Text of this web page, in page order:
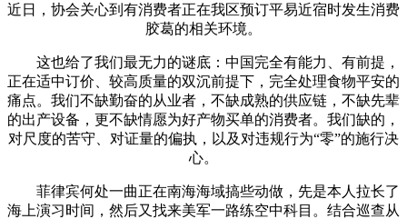
近日，协会关心到有消费者正在我区预订平易近宿时发生消费
胶葛的相关环境。
这也给了我们最无力的谜底：中国完全有能力、有前提，
正在适中订价、较高质量的双沉前提下，完全处理食物平安的
痛点。我们不缺勤奋的从业者，不缺成熟的供应链，不缺先辈
的出产设备，更不缺情愿为好产物买单的消费者。我们缺的，
对尺度的苦守、对证量的偏执，以及对违规行为“零”的施行决
心。
菲律宾何处一曲正在南海海域搞些动做，先是本人拉长了
海上演习时间，然后又找来美军一路练空中科目。结合巡查从